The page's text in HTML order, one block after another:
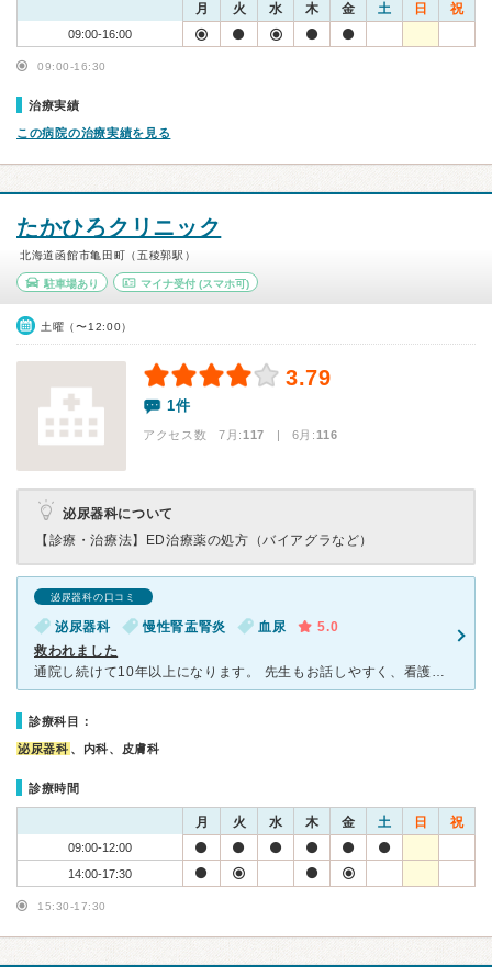
月 火 水 木 金 土 日 祝
09:00-16:00
09:00-16:30
治療実績
この病院の治療実績を見る
たかひろクリニック
北海道函館市亀田町（五稜郭駅）
駐車場あり マイナ受付(スマホ可)
土曜（〜12:00）
3.79
1件
アクセス数 7月:117 | 6月:116
泌尿器科について
【診療・治療法】
ED治療薬の処方（バイアグラなど）
泌尿器科の口コミ
泌尿器科 慢性腎盂腎炎 血尿
5.0
救われました
通院し続けて10年以上になります。 先生もお話しやすく、看護師さんも優しい。フレンドリーな病院です。 私は疲れがたまると、腎炎になりやすいのですが、 仕事中に、一度痛みで意識が薄れ救急車を呼ばれ
診療科目：
泌尿器科 、内科、皮膚科
診療時間
月 火 水 木 金 土 日 祝
09:00-12:00
14:00-17:30
15:30-17:30